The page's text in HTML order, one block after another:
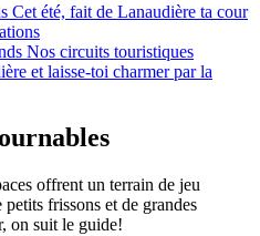
Cet été, fait de Lanaudière ta cour
Nos circuits touristiques
et laisse-toi charmer par la
offrent un terrain de jeu
frissons et de grandes
on suit le guide!